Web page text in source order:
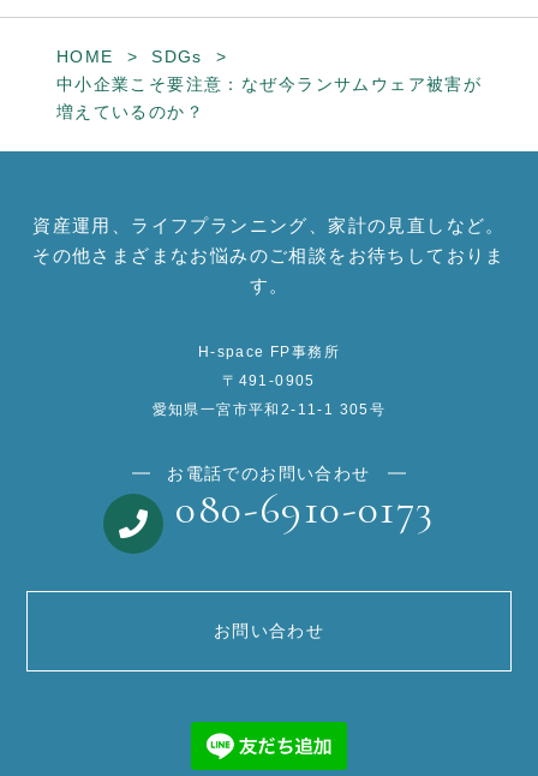
HOME
SDGs
中小企業こそ要注意：なぜ今ランサムウェア被害が
増えているのか？
資産運用、ライフプランニング、家計の見直しなど。
その他さまざまなお悩みのご相談をお待ちしておりま
す。
H-space FP事務所
〒491-0905
愛知県一宮市平和2-11-1 305号
お電話でのお問い合わせ
080-6910-0173
お問い合わせ